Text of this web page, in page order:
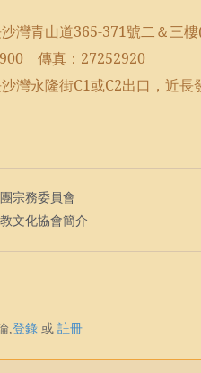
灣青山道365-371號二＆三樓
傳真： 27252920
灣永隆街C1或C2出口，近長
宗務委員會
文化協會簡介
,登錄 或 註冊